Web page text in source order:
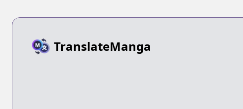
TranslateManga